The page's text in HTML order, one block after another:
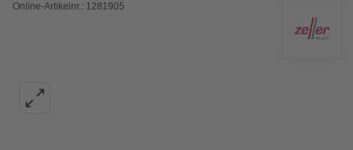
Online-Artikelnr.: 1281905